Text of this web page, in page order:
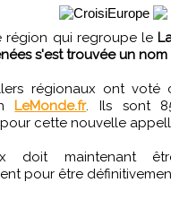
région qui regroupe le
s'est trouvée un nom
régionaux ont voté
LeMonde.fr. Ils sont
cette nouvelle
doit maintenant
pour être